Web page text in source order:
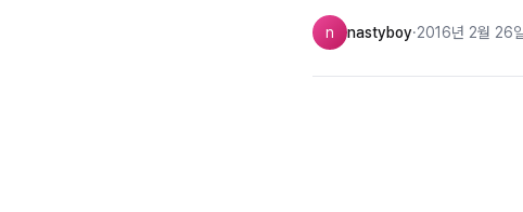
n nastyboy·2016년 2월 26